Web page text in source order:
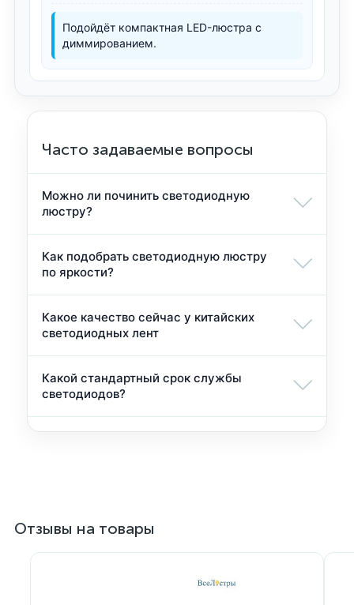
Подойдёт компактная LED-люстра с
диммированием.
Часто задаваемые вопросы
Можно ли починить светодиодную
люстру?
Как подобрать светодиодную люстру
по яркости?
Какое качество сейчас у китайских
светодиодных лент
Какой стандартный срок службы
светодиодов?
Отзывы на товары